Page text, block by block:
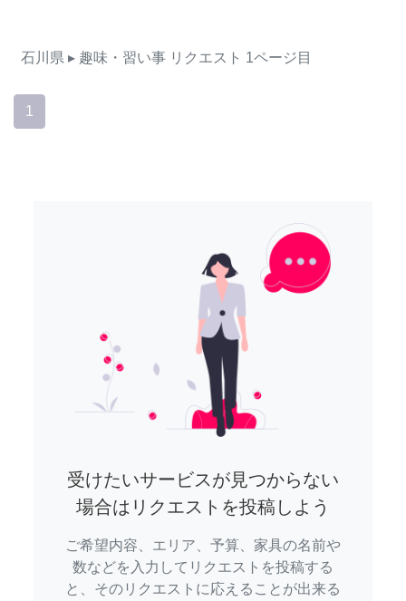
石川県 ▸ 趣味・習い事 リクエスト 1ページ目
1
受けたいサービスが見つからない
場合はリクエストを投稿しよう
ご希望内容、エリア、予算、家具の名前や
数などを入力してリクエストを投稿する
と、そのリクエストに応えることが出来る